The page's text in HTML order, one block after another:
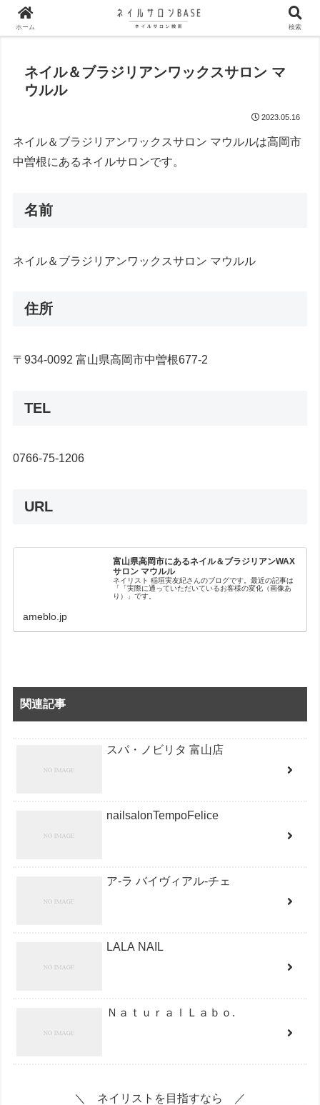
ネイルサロン検索サイト。全国のネイルサロンが検索可能です。
ネイル＆ブラジリアンワックスサロン マ
ウルル
2023.05.16
ネイル＆ブラジリアンワックスサロン マウルルは高岡市
中曽根にあるネイルサロンです。
名前
ネイル＆ブラジリアンワックスサロン マウルル
住所
〒934-0092 富山県高岡市中曽根677-2
TEL
0766-75-1206
URL
富山県高岡市にあるネイル＆ブラジリアンWAX
サロン マウルル
ネイリスト 稲垣実友紀さんのブログです。最近の記事は
「「実際に通っていただいているお客様の変化（画像あ
り）」です。
ameblo.jp
関連記事
スパ・ノビリタ 富山店
nailsalonTempoFelice
ア-ラ バイヴィアル-チェ
LALA NAIL
ＮａｔｕｒａｌＬａｂｏ.
＼ ネイリストを目指すなら ／
ホーム 検索